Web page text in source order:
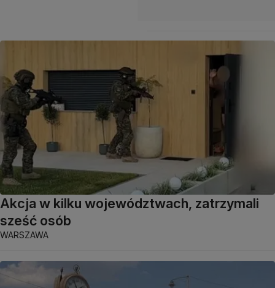
Akcja w kilku województwach, zatrzymali
sześć osób
WARSZAWA